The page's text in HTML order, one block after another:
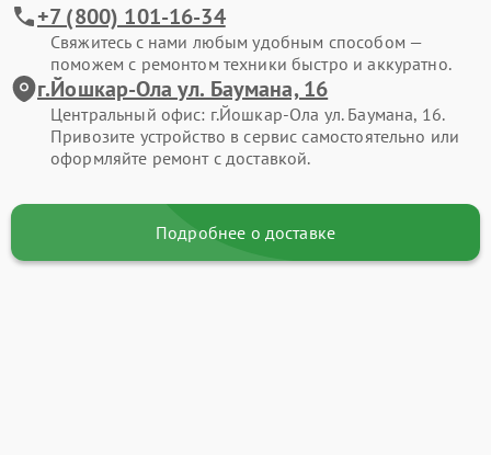
+7 (800) 101-16-34
Свяжитесь с нами любым удобным способом —
поможем с ремонтом техники быстро и аккуратно.
г.Йошкар-Ола ул. Баумана, 16
Центральный офис: г.Йошкар-Ола ул. Баумана, 16.
Привозите устройство в сервис самостоятельно или
оформляйте ремонт с доставкой.
Подробнее о доставке